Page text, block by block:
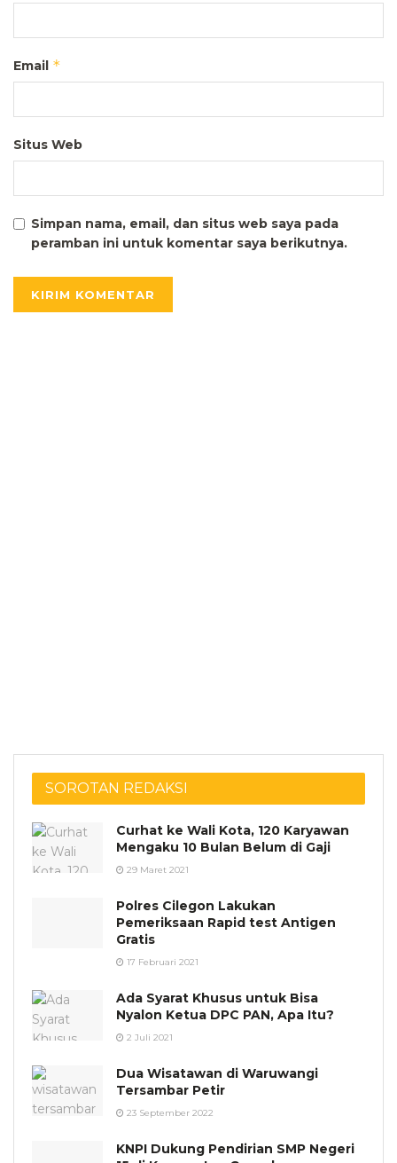
Email *
Situs Web
Simpan nama, email, dan situs web saya pada
peramban ini untuk komentar saya berikutnya.
SOROTAN REDAKSI
Curhat ke Wali Kota, 120 Karyawan
Mengaku 10 Bulan Belum di Gaji
29 Maret 2021
Polres Cilegon Lakukan
Pemeriksaan Rapid test Antigen
Gratis
17 Februari 2021
Ada Syarat Khusus untuk Bisa
Nyalon Ketua DPC PAN, Apa Itu?
2 Juli 2021
Dua Wisatawan di Waruwangi
Tersambar Petir
23 September 2022
KNPI Dukung Pendirian SMP Negeri